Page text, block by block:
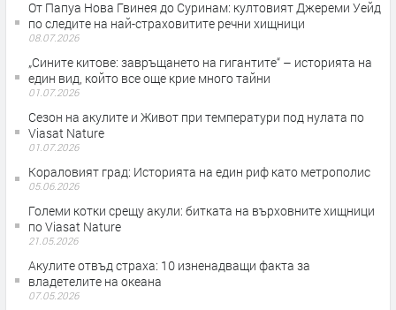
От Папуа Нова Гвинея до Суринам: култовият Джереми Уейд
по следите на най-страховитите речни хищници
08.07.2026
„Сините китове: завръщането на гигантите“ – историята на
един вид, който все още крие много тайни
01.07.2026
Сезон на акулите и Живот при температури под нулата по
Viasat Nature
01.07.2026
Кораловият град: Историята на един риф като метрополис
05.06.2026
Големи котки срещу акули: битката на върховните хищници
по Viasat Nature
21.05.2026
Акулите отвъд страха: 10 изненадващи факта за
владетелите на океана
07.05.2026